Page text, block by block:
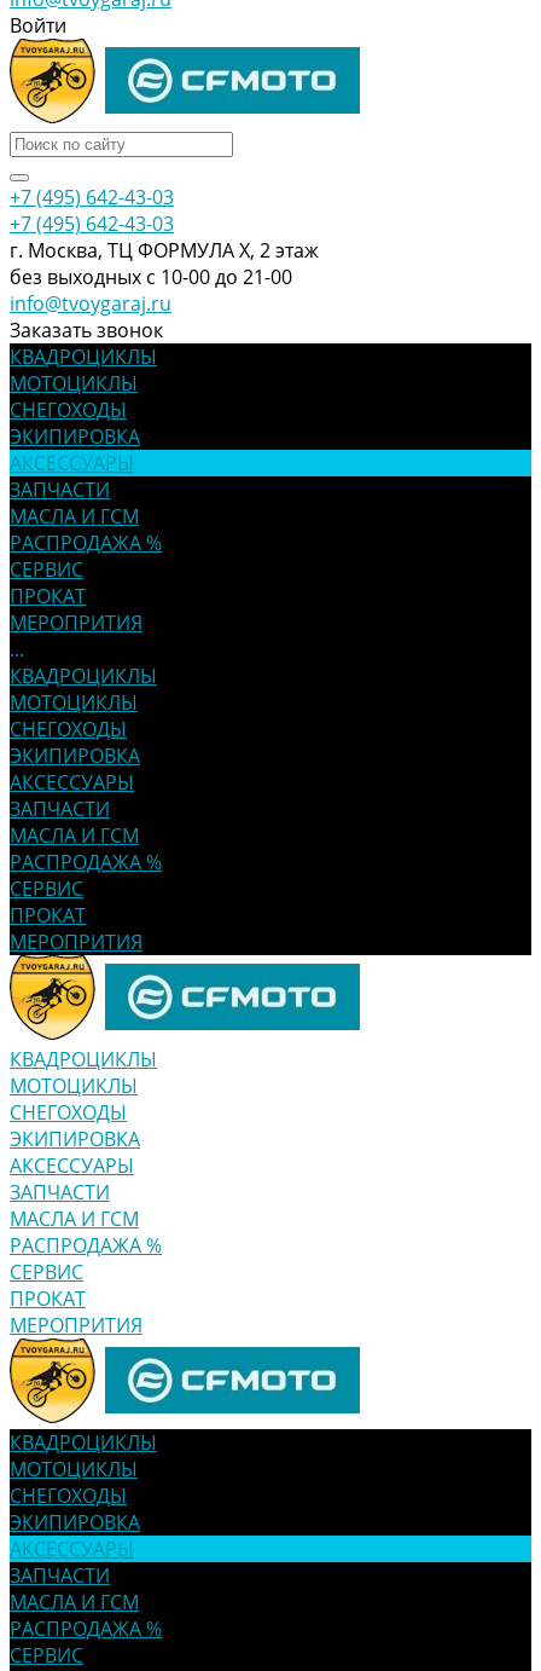
Войти
+7 (495) 642-43-03
+7 (495) 642-43-03
г. Москва, ТЦ ФОРМУЛА Х, 2 этаж
без выходных с 10-00 до 21-00
info@tvoygaraj.ru
Заказать звонок
КВАДРОЦИКЛЫ
МОТОЦИКЛЫ
СНЕГОХОДЫ
ЭКИПИРОВКА
АКСЕССУАРЫ
ЗАПЧАСТИ
МАСЛА И ГСМ
РАСПРОДАЖА %
СЕРВИС
ПРОКАТ
МЕРОПРИТИЯ
...
КВАДРОЦИКЛЫ
МОТОЦИКЛЫ
СНЕГОХОДЫ
ЭКИПИРОВКА
АКСЕССУАРЫ
ЗАПЧАСТИ
МАСЛА И ГСМ
РАСПРОДАЖА %
СЕРВИС
ПРОКАТ
МЕРОПРИТИЯ
КВАДРОЦИКЛЫ
МОТОЦИКЛЫ
СНЕГОХОДЫ
ЭКИПИРОВКА
АКСЕССУАРЫ
ЗАПЧАСТИ
МАСЛА И ГСМ
РАСПРОДАЖА %
СЕРВИС
ПРОКАТ
МЕРОПРИТИЯ
КВАДРОЦИКЛЫ
МОТОЦИКЛЫ
СНЕГОХОДЫ
ЭКИПИРОВКА
АКСЕССУАРЫ
ЗАПЧАСТИ
МАСЛА И ГСМ
РАСПРОДАЖА %
СЕРВИС